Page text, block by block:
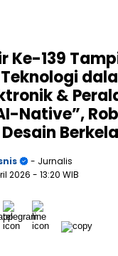
Ke-139
&
Native”,
- Jurnalis
2026 - 13:20 WIB